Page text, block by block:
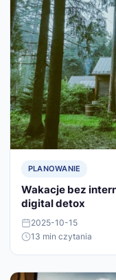
PLANOWANIE
Wakacje bez
digital detox
2025-10-15
13 min czytania